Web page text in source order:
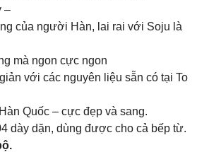
–
của người Hàn, lai rai với Soju là
mà ngon cực ngon
với các nguyên liệu sẵn có tại To
Quốc – cực đẹp và sang.
dày dặn, dùng được cho cả bếp từ.